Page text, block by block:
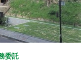
委託